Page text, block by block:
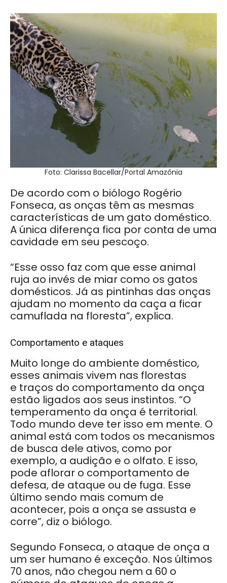
Foto: Clarissa Bacellar/Portal Amazônia
De acordo com o biólogo Rogério
Fonseca, as onças têm as mesmas
características de um gato doméstico.
A única diferença fica por conta de uma
cavidade em seu pescoço.
“Esse osso faz com que esse animal
ruja ao invés de miar como os gatos
domésticos. Já as pintinhas das onças
ajudam no momento da caça a ficar
camuflada na floresta”, explica.
Comportamento e ataques
Muito longe do ambiente doméstico,
esses animais vivem nas florestas
e traços do comportamento da onça
estão ligados aos seus instintos. “O
temperamento da onça é territorial.
Todo mundo deve ter isso em mente. O
animal está com todos os mecanismos
de busca dele ativos, como por
exemplo, a audição e o olfato. E isso,
pode aflorar o comportamento de
defesa, de ataque ou de fuga. Esse
último sendo mais comum de
acontecer, pois a onça se assusta e
corre”, diz o biólogo.
Segundo Fonseca, o ataque de onça a
um ser humano é exceção. Nos últimos
70 anos, não chegou nem a 60 o